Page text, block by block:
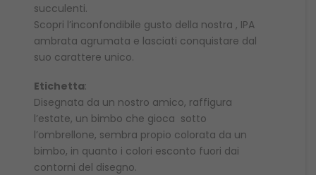
succulenti.
Scopri l’inconfondibile gusto della nostra , IPA
ambrata agrumata e lasciati conquistare dal
suo carattere unico.
Etichetta:
Disegnata da un nostro amico, raffigura
l’estate, un bimbo che gioca sotto
l’ombrellone, sembra propio colorata da un
bimbo, in quanto i colori esconto fuori dai
contorni del disegno.